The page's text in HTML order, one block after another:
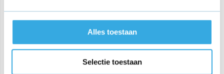
Alles toestaan
Selectie toestaan
Bezorging op maandag of